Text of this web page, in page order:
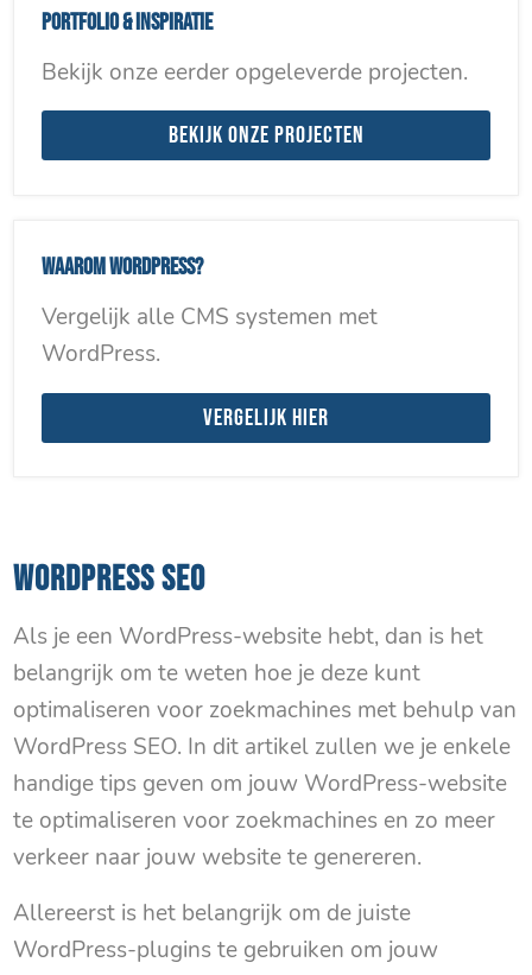
Portfolio & inspiratie
Bekijk onze eerder opgeleverde projecten.
Bekijk onze projecten
Waarom WordPress?
Vergelijk alle CMS systemen met
WordPress.
Vergelijk hier
WORDPRESS SEO
Als je een WordPress-website hebt, dan is het
belangrijk om te weten hoe je deze kunt
optimaliseren voor zoekmachines met behulp van
WordPress SEO. In dit artikel zullen we je enkele
handige tips geven om jouw WordPress-website
te optimaliseren voor zoekmachines en zo meer
verkeer naar jouw website te genereren.
Allereerst is het belangrijk om de juiste
WordPress-plugins te gebruiken om jouw